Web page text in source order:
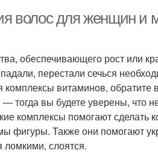
волос для женщин и
обеспечивающего рост или
перестали сечься
витаминов, обратите
тогда вы будете уверены, что
комплексы помогают сделать
фигуры. Также они помогают
слоятся.